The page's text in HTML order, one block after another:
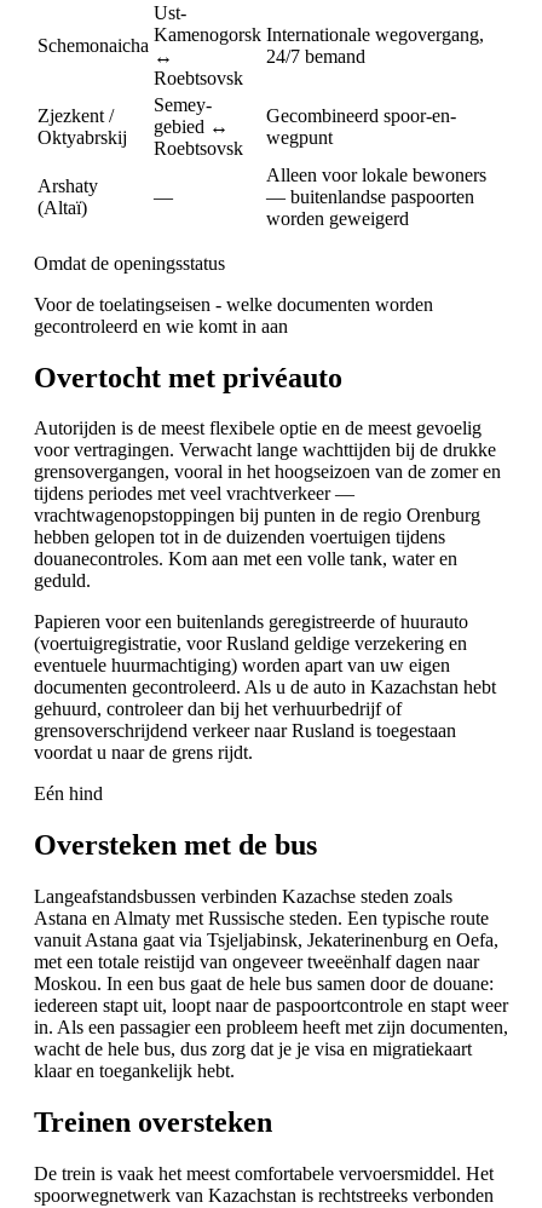
Schemonaicha
Ust-
Kamenogorsk
↔
Roebtsovsk
Internationale wegovergang,
24/7 bemand
Zjezkent /
Oktyabrskij
Semey-
gebied ↔
Roebtsovsk
Gecombineerd spoor-en-
wegpunt
Arshaty
(Altaï)
—
Alleen voor lokale bewoners
— buitenlandse paspoorten
worden geweigerd
Omdat de openingsstatus
Voor de toelatingseisen - welke documenten worden
gecontroleerd en wie komt in aan
Overtocht met privéauto
Autorijden is de meest flexibele optie en de meest gevoelig
voor vertragingen. Verwacht lange wachttijden bij de drukke
grensovergangen, vooral in het hoogseizoen van de zomer en
tijdens periodes met veel vrachtverkeer —
vrachtwagenopstoppingen bij punten in de regio Orenburg
hebben gelopen tot in de duizenden voertuigen tijdens
douanecontroles. Kom aan met een volle tank, water en
geduld.
Papieren voor een buitenlands geregistreerde of huurauto
(voertuigregistratie, voor Rusland geldige verzekering en
eventuele huurmachtiging) worden apart van uw eigen
documenten gecontroleerd. Als u de auto in Kazachstan hebt
gehuurd, controleer dan bij het verhuurbedrijf of
grensoverschrijdend verkeer naar Rusland is toegestaan
voordat u naar de grens rijdt.
Eén hind
Oversteken met de bus
Langeafstandsbussen verbinden Kazachse steden zoals
Astana en Almaty met Russische steden. Een typische route
vanuit Astana gaat via Tsjeljabinsk, Jekaterinenburg en Oefa,
met een totale reistijd van ongeveer tweeënhalf dagen naar
Moskou. In een bus gaat de hele bus samen door de douane:
iedereen stapt uit, loopt naar de paspoortcontrole en stapt weer
in. Als een passagier een probleem heeft met zijn documenten,
wacht de hele bus, dus zorg dat je je visa en migratiekaart
klaar en toegankelijk hebt.
Treinen oversteken
De trein is vaak het meest comfortabele vervoersmiddel. Het
spoorwegnetwerk van Kazachstan is rechtstreeks verbonden